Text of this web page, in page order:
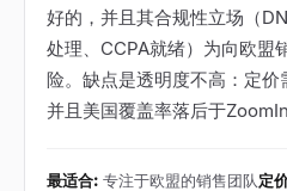
好的，并且其合规性立场（
处理、CCPA就绪）为向欧盟
险。缺点是透明度不高：定价
并且美国覆盖率落后于
最适合: 专注于欧盟的销售团队定